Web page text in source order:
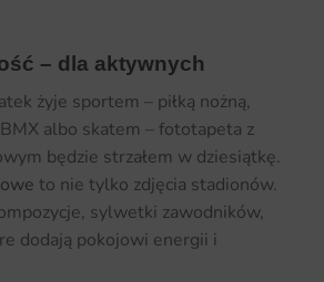
– dla aktywnych
żyje sportem – piłką nożną,
albo skatem – fototapeta z
będzie strzałem w dziesiątkę.
to nie tylko zdjęcia stadionów.
sylwetki zawodników,
dodają pokojowi energii i